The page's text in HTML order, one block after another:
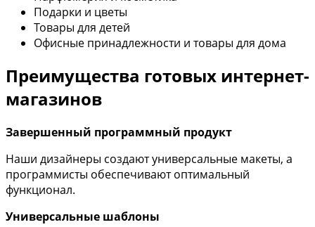
Подарки и цветы
Товары для детей
Офисные принадлежности и товары для дома
Преимущества готовых интернет-
магазинов
Завершенный программный продукт
Наши дизайнеры создают универсальные макеты, а
программисты обеспечивают оптимальный
функционал.
Универсальные шаблоны